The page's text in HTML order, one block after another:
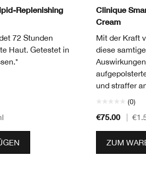
Replenishing
72 Stunden
Haut. Getestet in
Clinique
Cream
Mit der Kraft
diese
und straffer
(0)
€75.00
ZUM